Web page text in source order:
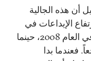
أن هذه الجالية
الإيداعات في
المصارف اللبنانية بنسبة 23 بالمئة في العام 2008، حينما
فعندما بدا